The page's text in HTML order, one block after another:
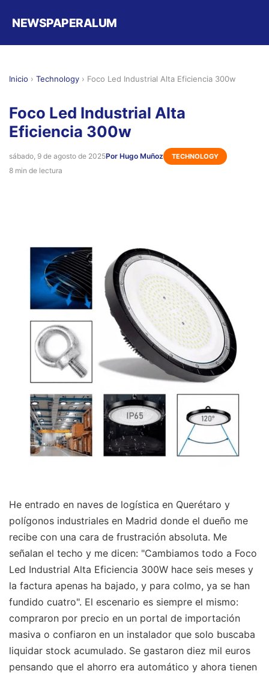
NEWSPAPERALUM
Inicio › Technology › Foco Led Industrial Alta Eficiencia 300w
Foco Led Industrial Alta
Eficiencia 300w
sábado, 9 de agosto de 2025Por Hugo Muñoz TECHNOLOGY
8 min de lectura
He entrado en naves de logística en Querétaro y
polígonos industriales en Madrid donde el dueño me
recibe con una cara de frustración absoluta. Me
señalan el techo y me dicen: "Cambiamos todo a Foco
Led Industrial Alta Eficiencia 300W hace seis meses y
la factura apenas ha bajado, y para colmo, ya se han
fundido cuatro". El escenario es siempre el mismo:
compraron por precio en un portal de importación
masiva o confiaron en un instalador que solo buscaba
liquidar stock acumulado. Se gastaron diez mil euros
pensando que el ahorro era automático y ahora tienen